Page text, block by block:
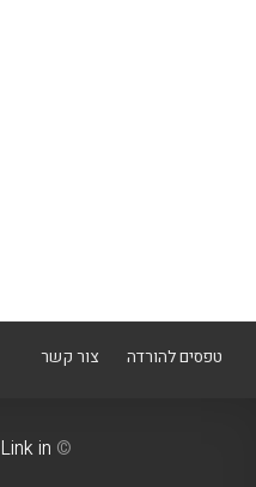
טפסים להורדה צור קשר
© Created by
Link in